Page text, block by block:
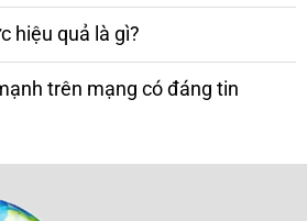
hiệu quả là gì?
trên mạng có đáng tin